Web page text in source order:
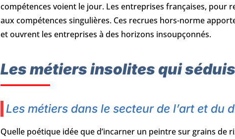
compétences voient le jour. Les entreprises françaises, pour
aux compétences singulières. Ces recrues hors-norme
et ouvrent les entreprises à des horizons insoupçonnés.
Les métiers insolites qui
Les métiers dans le secteur de l’art et du
Quelle poétique idée que d’incarner un peintre sur grains de